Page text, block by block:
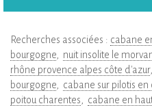
Recherches associées : cabane
bourgogne
nuit insolite le
rhône provence alpes côte d'azur
bourgogne
cabane sur pilotis
poitou charentes
cabane en